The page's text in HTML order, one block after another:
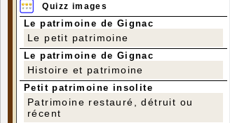
Quizz images
Le patrimoine de Gignac
Le petit patrimoine
Le patrimoine de Gignac
Histoire et patrimoine
Petit patrimoine insolite
Patrimoine restauré, détruit ou
récent